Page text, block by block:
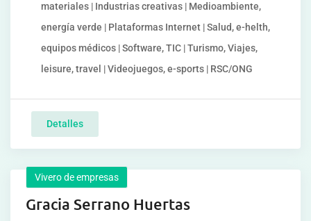
materiales | Industrias creativas | Medioambiente,
energía verde | Plataformas Internet | Salud, e-helth,
equipos médicos | Software, TIC | Turismo, Viajes,
leisure, travel | Videojuegos, e-sports | RSC/ONG
Detalles
Vivero de empresas
Gracia Serrano Huertas